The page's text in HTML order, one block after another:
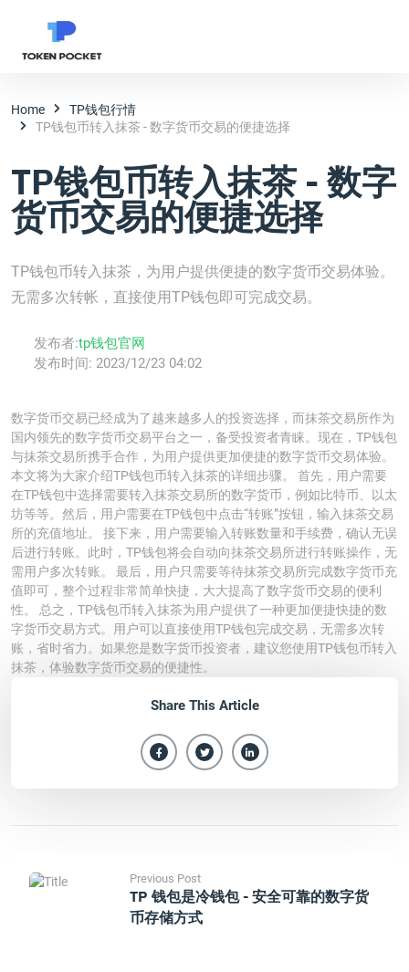
Home
TP钱包行情
TP钱包币转入抹茶 - 数字货币交易的便捷选择
TP钱包币转入抹茶 - 数字
货币交易的便捷选择
TP钱包币转入抹茶，为用户提供便捷的数字货币交易体验。
无需多次转帐，直接使用TP钱包即可完成交易。
发布者:tp钱包官网
发布时间: 2023/12/23 04:02
数字货币交易已经成为了越来越多人的投资选择，而抹茶交易所作为
国内领先的数字货币交易平台之一，备受投资者青睐。现在，TP钱包
与抹茶交易所携手合作，为用户提供更加便捷的数字货币交易体验。
本文将为大家介绍TP钱包币转入抹茶的详细步骤。 首先，用户需要
在TP钱包中选择需要转入抹茶交易所的数字货币，例如比特币、以太
坊等等。然后，用户需要在TP钱包中点击“转账”按钮，输入抹茶交易
所的充值地址。 接下来，用户需要输入转账数量和手续费，确认无误
后进行转账。此时，TP钱包将会自动向抹茶交易所进行转账操作，无
需用户多次转账。 最后，用户只需要等待抹茶交易所完成数字货币充
值即可，整个过程非常简单快捷，大大提高了数字货币交易的便利
性。 总之，TP钱包币转入抹茶为用户提供了一种更加便捷快捷的数
字货币交易方式。用户可以直接使用TP钱包完成交易，无需多次转
账，省时省力。如果您是数字货币投资者，建议您使用TP钱包币转入
抹茶，体验数字货币交易的便捷性。
Share This Article
Previous Post
TP 钱包是冷钱包 - 安全可靠的数字货
币存储方式